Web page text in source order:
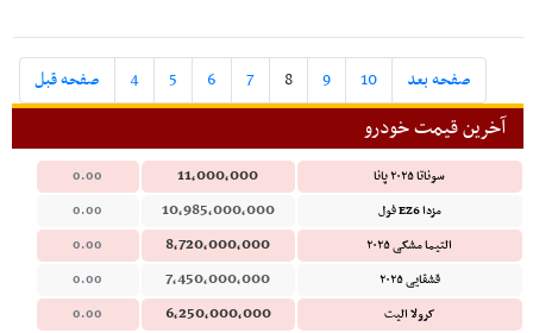
صفحه قبل 4 5 6 7 8 9 10 صفحه بعد
آخرین قیمت خودرو
سوناتا ۲۰۲۵ پانا 11,000,000
0.00
مزدا EZ6 فول
10,985,000,000
0.00
التیما مشکی ۲۰۲۵
8,720,000,000
0.00
قشقایی ۲۰۲۵
7,450,000,000
0.00
کرولا الیت
6,250,000,000
0.00